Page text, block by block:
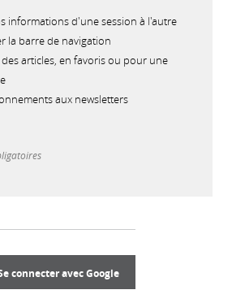
informations d'une session à l'autre
la barre de navigation
articles, en favoris ou pour une
aux newsletters
connecter avec Google